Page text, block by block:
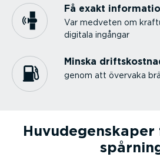
Få exakt
Var medveten om
digitala ingångar
Minska
genom att övervaka